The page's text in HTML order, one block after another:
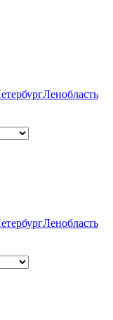
Ленобласть
Ленобласть